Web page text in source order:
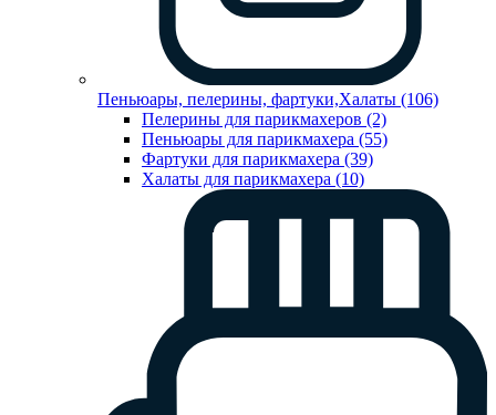
Пеньюары, пелерины, фартуки,Халаты (106)
Пелерины для парикмахеров (2)
Пеньюары для парикмахера (55)
Фартуки для парикмахера (39)
Халаты для парикмахера (10)